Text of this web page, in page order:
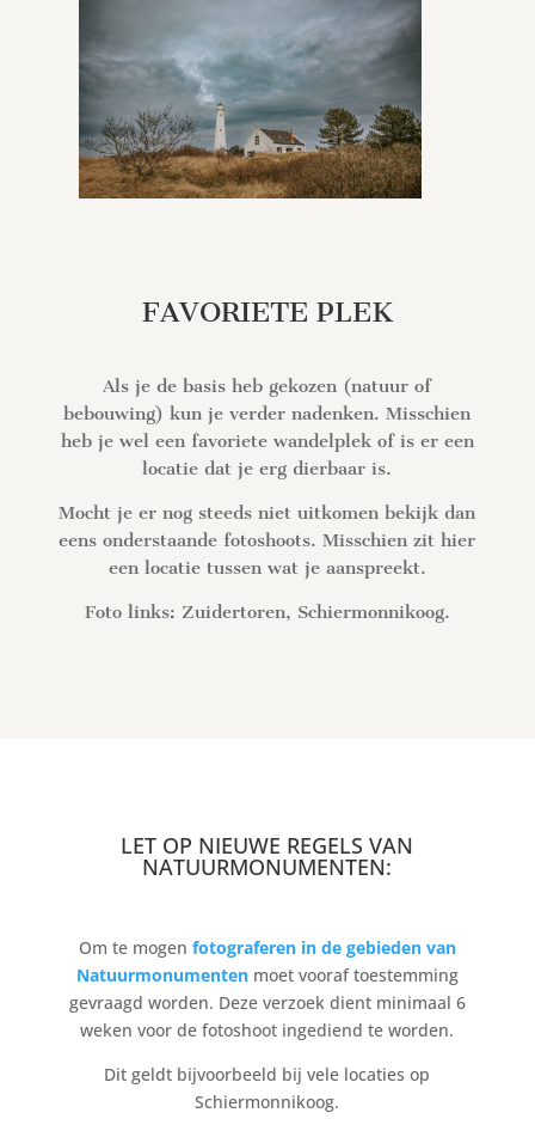
FAVORIETE PLEK
Als je de basis heb gekozen (natuur of
bebouwing) kun je verder nadenken. Misschien
heb je wel een favoriete wandelplek of is er een
locatie dat je erg dierbaar is.
Mocht je er nog steeds niet uitkomen bekijk dan
eens onderstaande fotoshoots. Misschien zit hier
een locatie tussen wat je aanspreekt.
Foto links: Zuidertoren, Schiermonnikoog.
LET OP NIEUWE REGELS VAN
NATUURMONUMENTEN:
Om te mogen fotograferen in de gebieden van
Natuurmonumentenmoet vooraf toestemming
gevraagd worden. Deze verzoek dient minimaal 6
weken voor de fotoshoot ingediend te worden.
Dit geldt bijvoorbeeld bij vele locaties op
Schiermonnikoog.